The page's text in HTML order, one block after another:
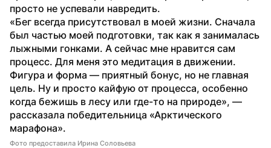
просто не успевали навредить.
«Бег всегда присутствовал в моей жизни. Сначала
был частью моей подготовки, так как я занималась
лыжными гонками. А сейчас мне нравится сам
процесс. Для меня это медитация в движении.
Фигура и форма — приятный бонус, но не главная
цель. Ну и просто кайфую от процесса, особенно
когда бежишь в лесу или где-то на природе», —
рассказала победительница «Арктического
марафона».
Фото предоставила Ирина Соловьева